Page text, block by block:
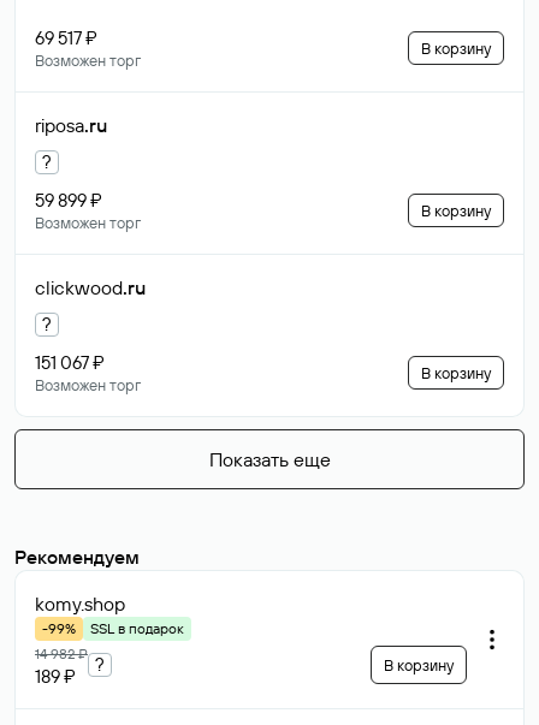
69 517 ₽
Возможен торг
В корзину
riposa.ru
?
59 899 ₽
Возможен торг
В корзину
clickwood.ru
?
151 067 ₽
Возможен торг
В корзину
Показать еще
Рекомендуем
komy.shop
-99%
SSL в подарок
14 982 ₽
189 ₽
? В корзину